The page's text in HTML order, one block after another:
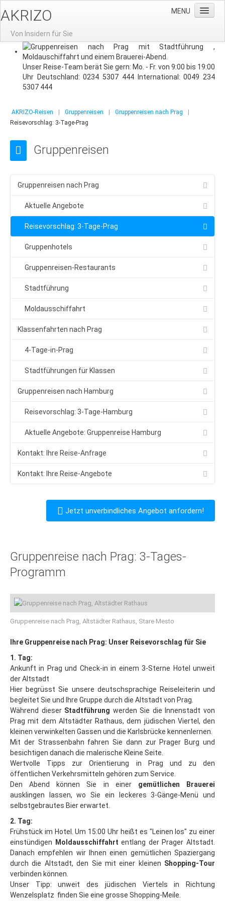
AKRIZO
Von Insidern für Sie
MENU
Home
News
Gruppenreisen
Aktuelle Angebote
Gruppenhotels
Gruppenreisen-Restaurants
Stadtführung
Moldausschiffahrt
Klassenfahrten nach Prag
4-Tage-in-Prag
Gruppenreisen nach Hamburg
Reisevorschlag: 3-Tage-Hamburg
Kontakt: Ihre Reise-Anfrage
Kontakt: Ihre Reise-Angebote
Städte
Prag: Insider-Tipps
Hotel-Tipps
Lastminute
Budapest
Budapest: Insider-Tipps
Budapest: Lastminute
Tschechien
Riesengebirge
Last Minute
Hotel-Tipps
Pec pod Snezkou
Altvatergebirge
Last Minute
Ramsova
Stadt Jesenik
Mala Moravka
Praded
Cernohorske Sedlo
Erzgebirge
Last Minute
Bozi Dar
Klinovec
Unser Reise-Team berät Sie gern: Mo. - Fr. von 9:00 bis 19:00
Uhr Deutschland: 0234 5307 444 International: 0049 234
5307 444
AKRIZO-Reisen Gruppenreisen Gruppenreisen nach Prag
Reisevorschlag: 3-Tage-Prag
Gruppenreisen
Gruppenreisen nach Prag
Aktuelle Angebote
Reisevorschlag: 3-Tage-Prag
Gruppenhotels
Gruppenreisen-Restaurants
Stadtführung
Moldausschiffahrt
Klassenfahrten nach Prag
4-Tage-in-Prag
Stadtführungen für Klassen
Gruppenreisen nach Hamburg
Reisevorschlag: 3-Tage-Hamburg
Aktuelle Angebote: Gruppenreise Hamburg
Kontakt: Ihre Reise-Anfrage
Kontakt: Ihre Reise-Angebote
Jetzt unverbindliches Angebot anfordern!
Gruppenreise nach Prag: 3-Tages-
Programm
Gruppenreise nach Prag, Altstädter Rathaus, Stare Mesto
Ihre Gruppenreise nach Prag: Unser Reisevorschlag für Sie
1. Tag:
Ankunft in Prag und Check-in in einem 3-Sterne Hotel unweit
der Altstadt
Hier begrüsst Sie unsere deutschsprachige Reiseleiterin und
begleitet Sie und Ihre Gruppe durch die Altstadt von Prag.
Während dieser Stadtführung werden Sie die Innenstadt von
Prag mit dem Altstädter Rathaus, dem jüdischen Viertel, den
kleinen verwinkelten Gassen und die Karlsbrücke kennenlernen.
Mit der Strassenbahn fahren Sie dann zur Prager Burg und
besichtigen danach die malerische Kleine Seite.
Wertvolle Tipps zur Orientierung in Prag und zu den
öffentlichen Verkehrsmitteln gehören zum Service.
Den Abend können Sie in einer gemütlichen Brauerei
ausklingen lassen, wo Sie ein leckeres 3-Gänge-Menü und
selbstgebrautes Bier erwartet.
2. Tag:
Frühstück im Hotel. Um 15:00 Uhr heißt es "Leinen los" zu einer
einstündigen
Moldausschiffahrt entlang der Prager Altstadt.
Danach empfehlen wir Ihnen einen gemütlichen Spaziergang
durch die Altstadt, den Sie mit einer kleinen Shopping-Tour
verbinden können.
Unser Tipp: unweit des jüdischen Viertels in Richtung
Wenzelsplatz finden Sie eine grosse Shopping-Meile.